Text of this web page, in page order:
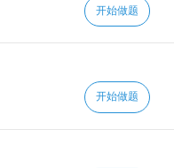
开始做题
开始做题